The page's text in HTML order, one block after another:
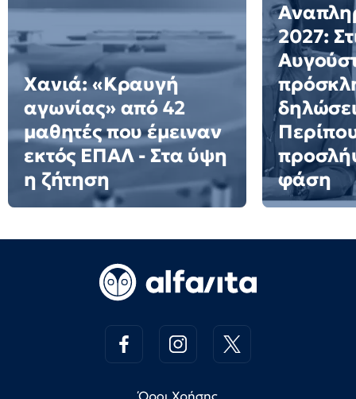
Χανιά: «Κραυγή
αγωνίας» από 42
μαθητές που έμειναν
εκτός ΕΠΑΛ - Στα ύψη
η ζήτηση
2027:
φάση
Όροι Χρήσης